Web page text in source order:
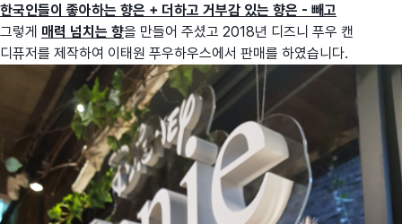
한국인들이 좋아하는 향은 + 더하고 거부감 있는 향은 - 빼고
그렇게 매력 넘치는 향을 만들어 주셨고 2018년 디즈니 푸우 캔
디퓨저를 제작하여 이태원 푸우하우스에서 판매를 하였습니다.